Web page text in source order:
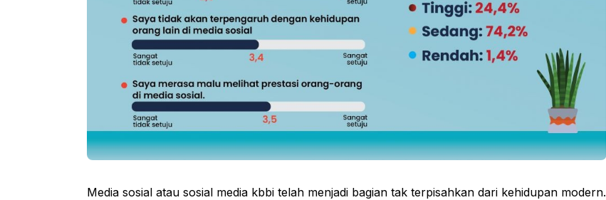
Media sosial atau sosial media kbbi telah menjadi bagian tak terpisahkan dari kehidupan modern.